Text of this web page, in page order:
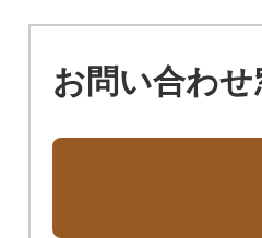
お問い合わ